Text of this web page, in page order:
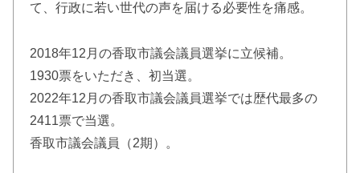
て、行政に若い世代の声を届ける必要性を痛感。
2018年12月の香取市議会議員選挙に立候補。
1930票をいただき、初当選。
2022年12月の香取市議会議員選挙では歴代最多の
2411票で当選。
香取市議会議員（2期）。